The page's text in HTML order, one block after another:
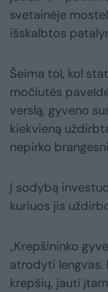
svetainėje
išskalbtos
Šeima tol, kol
močiutės
verslą, gyveno
kiekvieną
nepirko
Į sodybą
kuriuos jis
„Krepšininko
atrodyti lengvas.
krepšių, jauti